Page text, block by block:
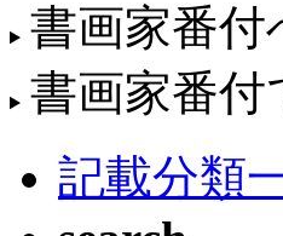
書画家番付
書画家番付
記載分類